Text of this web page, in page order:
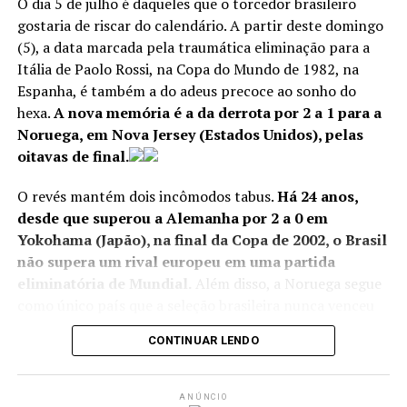
Argentina – New York/New Jersey Stadium, East
Rutherford, New Jersey, U.S. – July 19, 2026 Spain’s
Rodri lifts the trophy with teammates after winning the
World Cup REUTERS/Kai Pfaffenbach –
gostaria de riscar do calendário. A partir deste domingo
(5), a data marcada pela traumática eliminação para a
Itália de Paolo Rossi, na Copa do Mundo de 1982, na
Espanha, é também a do adeus precoce ao sonho do
hexa.A nova memória é a da derrota por 2 a 1 para a
Noruega, em Nova Jersey (Estados Unidos), pelas
oitavas de final.
O revés mantém dois incômodos tabus.Há 24 anos,
desde que superou a Alemanha por 2 a 0 em
Yokohama (Japão), na final da Copa de 2002, o Brasil
não supera um rival europeu em uma partida
eliminatória de Mundial.
Além disso, a Noruega segue
na história. Agora, são três derrotas e dois empates.
mais uma vez, decisivo. Autor do gol da classificação
CONTINUAR LENDO
ANÚNCIO